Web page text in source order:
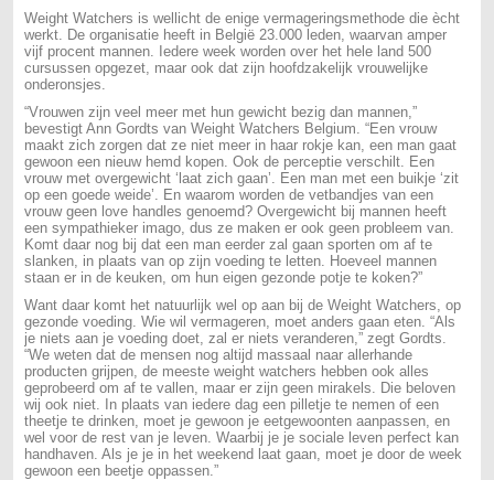
Weight Watchers is wellicht de enige vermageringsmethode die ècht
werkt. De organisatie heeft in België 23.000 leden, waarvan amper
vijf procent mannen. Iedere week worden over het hele land 500
cursussen opgezet, maar ook dat zijn hoofdzakelijk vrouwelijke
onderonsjes.
“Vrouwen zijn veel meer met hun gewicht bezig dan mannen,”
bevestigt Ann Gordts van Weight Watchers Belgium. “Een vrouw
maakt zich zorgen dat ze niet meer in haar rokje kan, een man gaat
gewoon een nieuw hemd kopen. Ook de perceptie verschilt. Een
vrouw met overgewicht ‘laat zich gaan’. Een man met een buikje ‘zit
op een goede weide’. En waarom worden de vetbandjes van een
vrouw geen love handles genoemd? Overgewicht bij mannen heeft
een sympathieker imago, dus ze maken er ook geen probleem van.
Komt daar nog bij dat een man eerder zal gaan sporten om af te
slanken, in plaats van op zijn voeding te letten. Hoeveel mannen
staan er in de keuken, om hun eigen gezonde potje te koken?”
Want daar komt het natuurlijk wel op aan bij de Weight Watchers, op
gezonde voeding. Wie wil vermageren, moet anders gaan eten. “Als
je niets aan je voeding doet, zal er niets veranderen,” zegt Gordts.
“We weten dat de mensen nog altijd massaal naar allerhande
producten grijpen, de meeste weight watchers hebben ook alles
geprobeerd om af te vallen, maar er zijn geen mirakels. Die beloven
wij ook niet. In plaats van iedere dag een pilletje te nemen of een
theetje te drinken, moet je gewoon je eetgewoonten aanpassen, en
wel voor de rest van je leven. Waarbij je je sociale leven perfect kan
handhaven. Als je je in het weekend laat gaan, moet je door de week
gewoon een beetje oppassen.”